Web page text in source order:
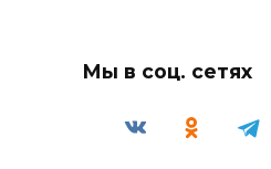
Мы в соц. сетях